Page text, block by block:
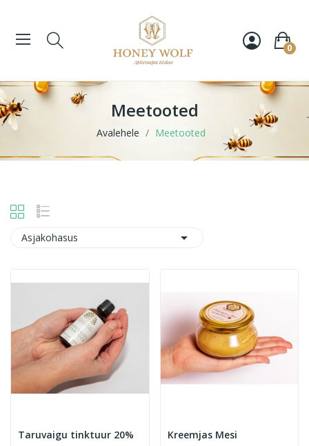
0
Meetooted
Avalehele Meetooted
Asjakohasus 
Taruvaigu tinktuur 20% Kreemjas Mesi